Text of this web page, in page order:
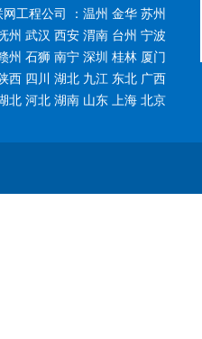
工程公司 ：温州 金华 苏州
州 武汉 西安 渭南 台州 宁波
州 石狮 南宁 深圳 桂林 厦门
西 四川 湖北 九江 东北 广西
北 河北 湖南 山东 上海 北京